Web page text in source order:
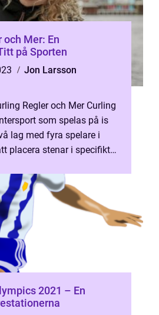
och Mer: En
på Sporten
Jon Larsson
Regler och Mer Curling
som spelas på is
lag med fyra spelare i
placera stenar i specifikt
2021 – En